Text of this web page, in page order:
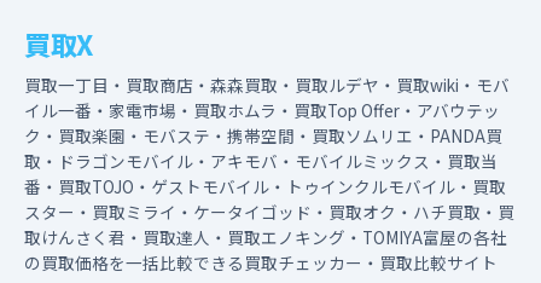
買取X
買取一丁目・買取商店・森森買取・買取ルデヤ・買取wiki・モバ
イル一番・家電市場・買取ホムラ・買取Top Offer・アバウテッ
ク・買取楽園・モバステ・携帯空間・買取ソムリエ・PANDA買
取・ドラゴンモバイル・アキモバ・モバイルミックス・買取当
番・買取TOJO・ゲストモバイル・トゥインクルモバイル・買取
スター・買取ミライ・ケータイゴッド・買取オク・ハチ買取・買
取けんさく君・買取達人・買取エノキング・TOMIYA富屋の各社
の買取価格を一括比較できる買取チェッカー・買取比較サイト